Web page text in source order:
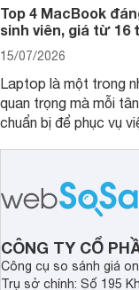
Top 4 MacBook
sinh viên, giá từ 16
15/07/2026
Laptop là một trong
quan trọng mà mỗi
chuẩn bị để phục vụ
năng ổn định, bền bỉ
tiếp cận, dưới đây là
MacBook đáng cân
tân sinh viên.
CÔNG TY CỔ
Công cụ so sánh giá
Trụ sở chính: Số 195